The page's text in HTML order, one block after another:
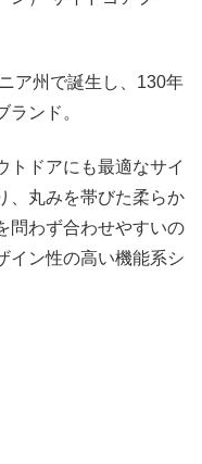
ア州で誕生し、130年
ンド。
トドアにも最適なサイ
、丸みを帯びた柔らか
問わず合わせやすいの
イン性の高い機能系シ